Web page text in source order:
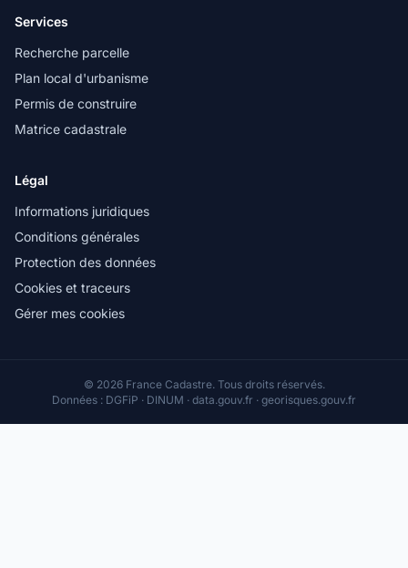
Services
Recherche parcelle
Plan local d'urbanisme
Permis de construire
Matrice cadastrale
Légal
Informations juridiques
Conditions générales
Protection des données
Cookies et traceurs
Gérer mes cookies
© 2026 France Cadastre. Tous droits réservés.
Données : DGFiP · DINUM · data.gouv.fr · georisques.gouv.fr